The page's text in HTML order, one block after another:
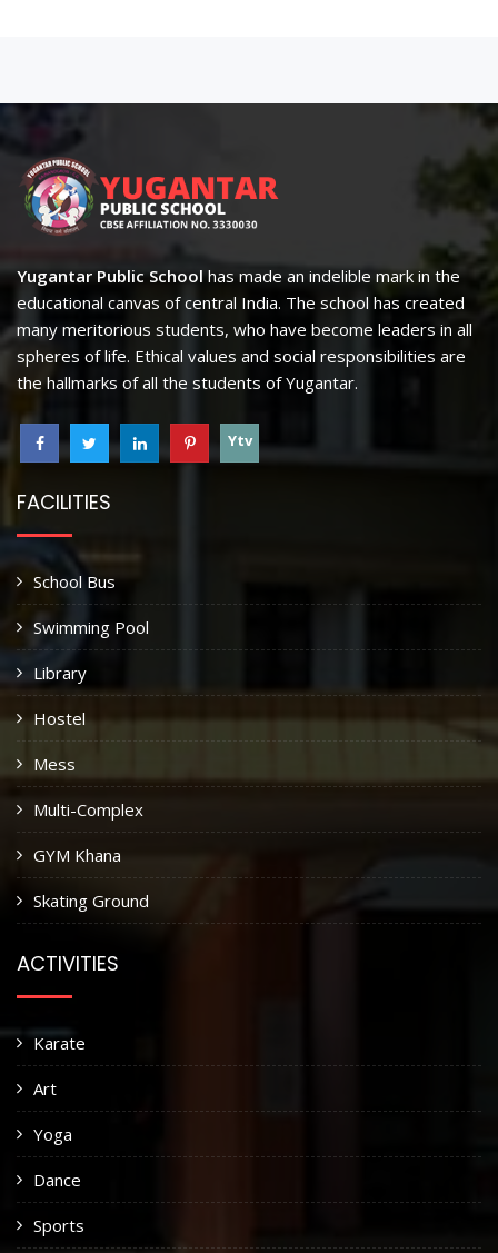
Yugantar Public Schoolhas made an indelible mark in the
educational canvas of central India. The school has created
many meritorious students, who have become leaders in all
spheres of life. Ethical values and social responsibilities are
the hallmarks of all the students of Yugantar.
Ytv
FACILITIES
School Bus
Swimming Pool
Library
Hostel
Mess
Multi-Complex
GYM Khana
Skating Ground
ACTIVITIES
Karate
Art
Yoga
Dance
Sports